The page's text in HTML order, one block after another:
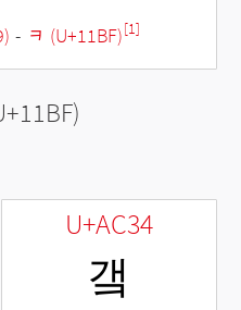
- ᆿ (U+11BF)[1]
U+AC34
갴